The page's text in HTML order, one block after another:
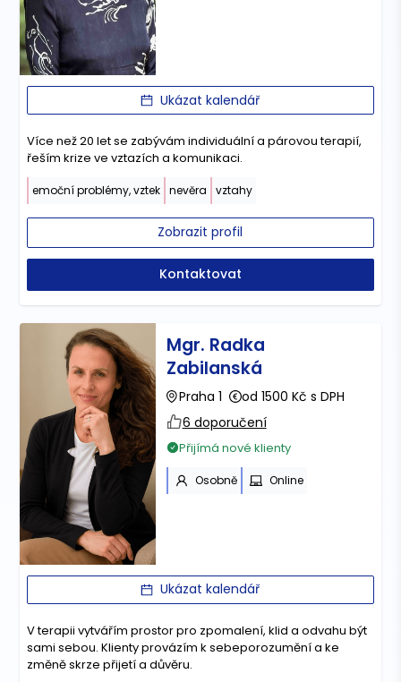
Ukázat kalendář
Více než 20 let se zabývám individuální a párovou terapií,
řeším krize ve vztazích a komunikaci.
emoční problémy, vztek nevěra vztahy
Zobrazit profil
Kontaktovat
Mgr. Radka
Zabilanská
Praha 1
od 1500 Kč s DPH
6 doporučení
Přijímá nové klienty
Osobně Online
Ukázat kalendář
V terapii vytvářím prostor pro zpomalení, klid a odvahu být
sami sebou. Klienty provázím k sebeporozumění a ke
změně skrze přijetí a důvěru.